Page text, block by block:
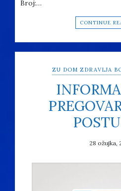
Broj:…
CONTINUE
ZU DOM ZDRAVLJA
28 ožujka,